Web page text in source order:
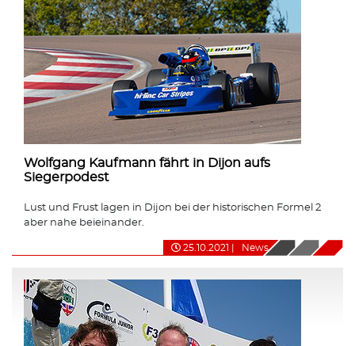
Wolfgang Kaufmann fährt in Dijon aufs
Siegerpodest
Lust und Frust lagen in Dijon bei der historischen Formel 2
aber nahe beieinander.
25.10.2021 News